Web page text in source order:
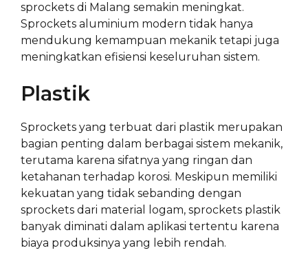
sprockets di Malang semakin meningkat.
Sprockets aluminium modern tidak hanya
mendukung kemampuan mekanik tetapi juga
meningkatkan efisiensi keseluruhan sistem.
Plastik
Sprockets yang terbuat dari plastik merupakan
bagian penting dalam berbagai sistem mekanik,
terutama karena sifatnya yang ringan dan
ketahanan terhadap korosi. Meskipun memiliki
kekuatan yang tidak sebanding dengan
sprockets dari material logam, sprockets plastik
banyak diminati dalam aplikasi tertentu karena
biaya produksinya yang lebih rendah.